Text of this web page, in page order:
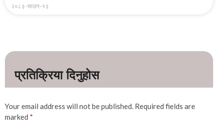
२०८३-साउन-१३
Your email address will not be published. Required fields are
marked *